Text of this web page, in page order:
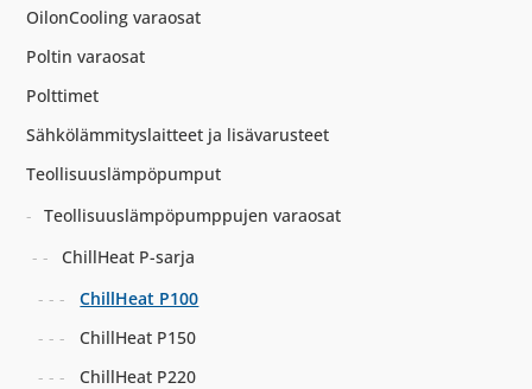
OilonCooling varaosat
Poltin varaosat
Polttimet
Sähkölämmityslaitteet ja lisävarusteet
Teollisuuslämpöpumput
Teollisuuslämpöpumppujen varaosat
ChillHeat P-sarja
ChillHeat P100
ChillHeat P150
ChillHeat P220